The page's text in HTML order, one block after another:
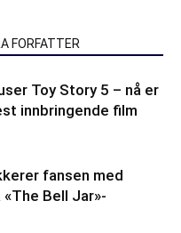
FORFATTER
Toy Story 5 – nå er
innbringende film
fansen med
Bell Jar»-